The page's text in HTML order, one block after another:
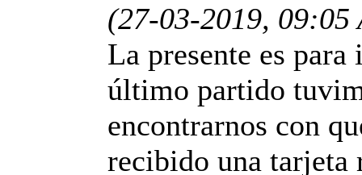
(27-03-2019, 09:05
La presente es
último partido
encontrarnos con
recibido una tarjeta